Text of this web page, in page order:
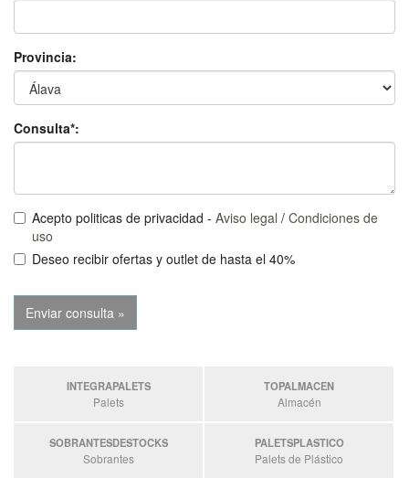
Provincia:
Consulta*:
Acepto politicas de privacidad - Aviso legal / Condiciones de
uso
Deseo recibir ofertas y outlet de hasta el 40%
INTEGRAPALETS
Palets
TOPALMACEN
Almacén
SOBRANTESDESTOCKS
Sobrantes
PALETSPLASTICO
Palets de Plástico